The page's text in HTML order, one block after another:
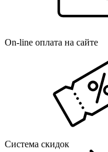
On-line оплата на сайте
Система скидок